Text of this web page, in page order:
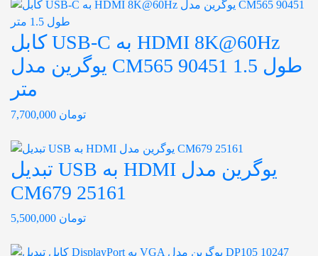
کابل USB-C به HDMI 8K@60Hz
یوگرین مدل CM565 90451 طول 1.5
متر
7,700,000 تومان
تبدیل USB به HDMI یوگرین مدل
CM679 25161
5,500,000 تومان